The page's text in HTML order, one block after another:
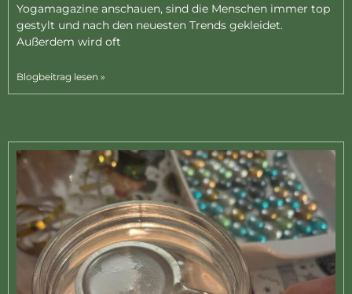
Yogamagazine anschauen, sind die Menschen immer top
gestylt und nach den neuesten Trends gekleidet.
Außerdem wird oft
Blogbeitrag lesen »